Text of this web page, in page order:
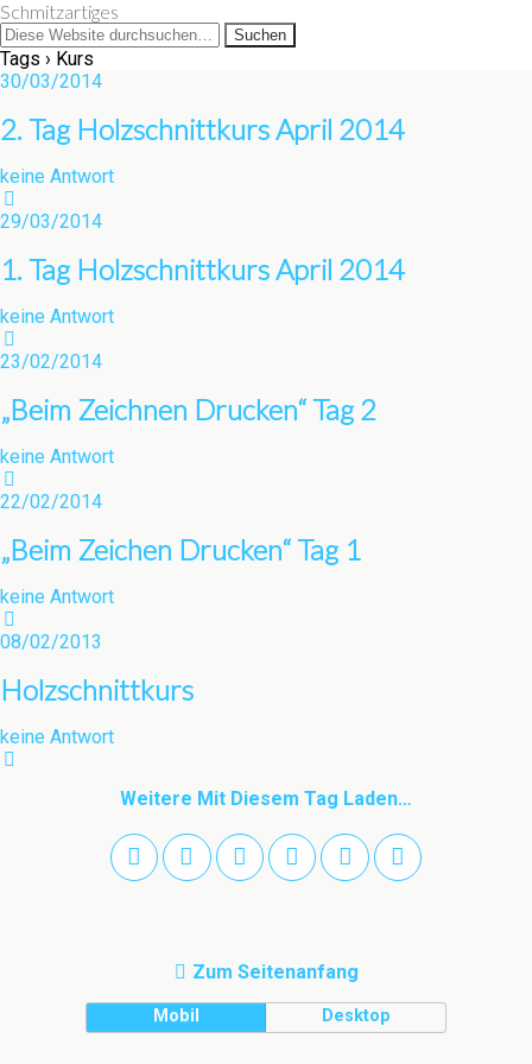
Schmitzartiges
Tags › Kurs
30/03/2014
2. Tag Holzschnittkurs April 2014
keine Antwort
29/03/2014
1. Tag Holzschnittkurs April 2014
keine Antwort
23/02/2014
„Beim Zeichnen Drucken“ Tag 2
keine Antwort
22/02/2014
„Beim Zeichen Drucken“ Tag 1
keine Antwort
08/02/2013
Holzschnittkurs
keine Antwort
Weitere Mit Diesem Tag Laden…
Zum Seitenanfang
Mobil Desktop